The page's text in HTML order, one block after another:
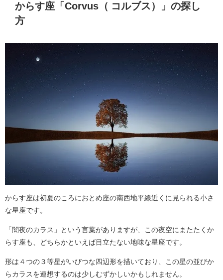
からす座「Corvus（ コルブス）」の探し
方
からす座は初夏のころにおとめ座の南西地平線近くに見られる小さ
な星座です。
「闇夜のカラス」という言葉がありますが、この夜空にまたたくか
らす座も、どちらかといえば目立たない地味な星座です。
形は４つの３等星がいびつな四辺形を描いており、この星の並びか
らカラスを連想するのは少しむずかしいかもしれません。